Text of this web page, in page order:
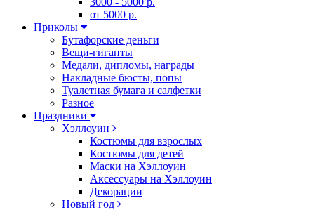
от 5000 р.
Приколы
Бутафорские деньги
Вещи-гиганты
Медали, дипломы, награды
Накладные бюсты, попы
Туалетная бумага и салфетки
Разное
Праздники
Хэллоуин
Костюмы для взрослых
Костюмы для детей
Маски на Хэллоуин
Аксессуары на Хэллоуин
Декорации
Новый год